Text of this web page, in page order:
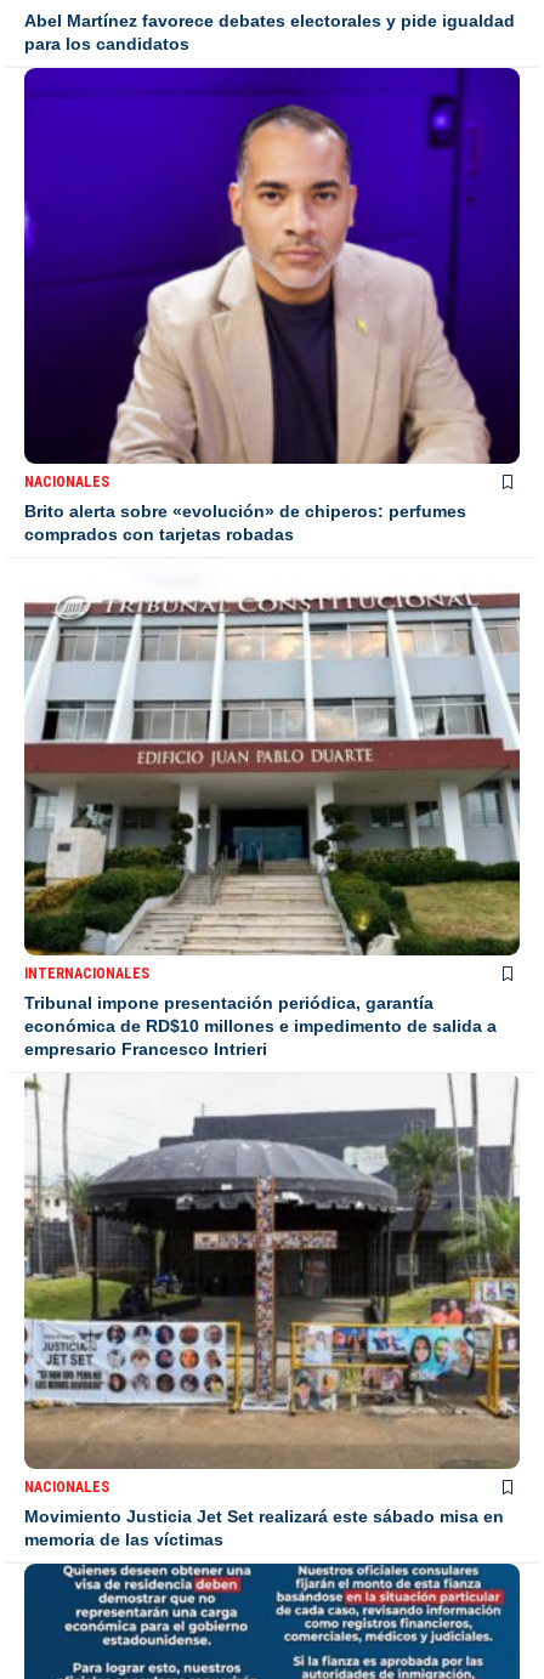
Abel Martínez favorece debates electorales y pide igualdad
para los candidatos
NACIONALES
Brito alerta sobre «evolución» de chiperos: perfumes
comprados con tarjetas robadas
INTERNACIONALES
Tribunal impone presentación periódica, garantía
económica de RD$10 millones e impedimento de salida a
empresario Francesco Intrieri
NACIONALES
Movimiento Justicia Jet Set realizará este sábado misa en
memoria de las víctimas